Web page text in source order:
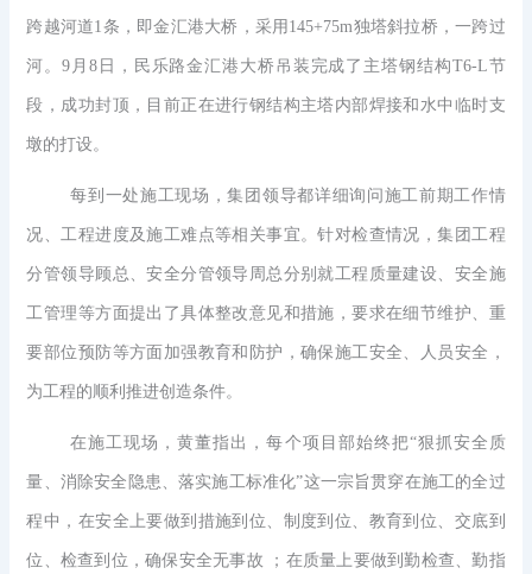
跨越河道1条，即金汇港大桥，采用145+75m独塔斜拉桥，一跨过
河。9月8日，民乐路金汇港大桥吊装完成了主塔钢结构T6-L节
段，成功封顶，目前正在进行钢结构主塔内部焊接和水中临时支
墩的打设。
每到一处施工现场，集团领导都详细询问施工前期工作情
况、工程进度及施工难点等相关事宜。针对检查情况，集团工程
分管领导顾总、安全分管领导周总分别就工程质量建设、安全施
工管理等方面提出了具体整改意见和措施，要求在细节维护、重
要部位预防等方面加强教育和防护，确保施工安全、人员安全，
为工程的顺利推进创造条件。
在施工现场，黄董指出，每个项目部始终把“狠抓安全质
量、消除安全隐患、落实施工标准化”这一宗旨贯穿在施工的全过
程中，在安全上要做到措施到位、制度到位、教育到位、交底到
位、检查到位，确保安全无事故 ；在质量上要做到勤检查、勤指